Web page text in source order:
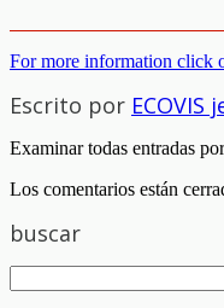
For more information click
Escrito por ECOVIS
Examinar todas entradas
Los comentarios están
buscar